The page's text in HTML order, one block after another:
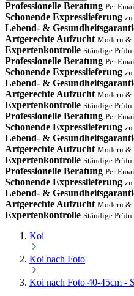
Professionelle Beratung Per
Schonende Expresslieferung
Lebend- &
Artgerechte Aufzucht Modern &
Expertenkontrolle Ständige
Professionelle Beratung Per
Schonende Expresslieferung
Lebend- &
Artgerechte Aufzucht Modern &
Expertenkontrolle Ständige
Professionelle Beratung Per
Schonende Expresslieferung
Lebend- &
Artgerechte Aufzucht Modern &
Expertenkontrolle Ständige
Professionelle Beratung Per
Schonende Expresslieferung
Lebend- &
Artgerechte Aufzucht Modern &
Expertenkontrolle Ständige
Koi
Koi nach Foto
Koi nach Foto 40-45cm -